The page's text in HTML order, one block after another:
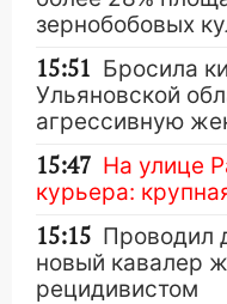
зернобобовых
15:51 Бросила
Ульяновской
агрессивную
15:47 На улице
курьера:
15:15 Проводил
новый кавалер
рецидивистом